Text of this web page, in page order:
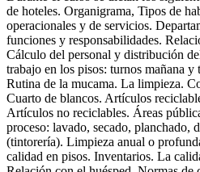
de hoteles. Organigrama, Tipos de
operacionales y de servicios.
funciones y responsabilidades.
Cálculo del personal y distribución
trabajo en los pisos: turnos mañana
Rutina de la mucama. La limpieza.
Cuarto de blancos. Artículos
Artículos no reciclables. Áreas
proceso: lavado, secado, planchado,
(tintorería). Limpieza anual o
calidad en pisos. Inventarios. La